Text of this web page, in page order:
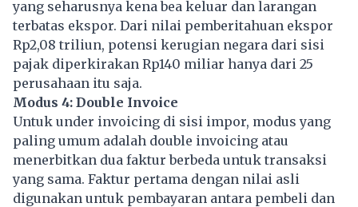
yang seharusnya kena bea keluar dan larangan
terbatas ekspor. Dari nilai pemberitahuan ekspor
Rp2,08 triliun, potensi kerugian negara dari sisi
pajak diperkirakan Rp140 miliar hanya dari 25
perusahaan itu saja.
Modus 4: Double Invoice
Untuk under invoicing di sisi impor, modus yang
paling umum adalah double invoicing atau
menerbitkan dua faktur berbeda untuk transaksi
yang sama. Faktur pertama dengan nilai asli
digunakan untuk pembayaran antara pembeli dan